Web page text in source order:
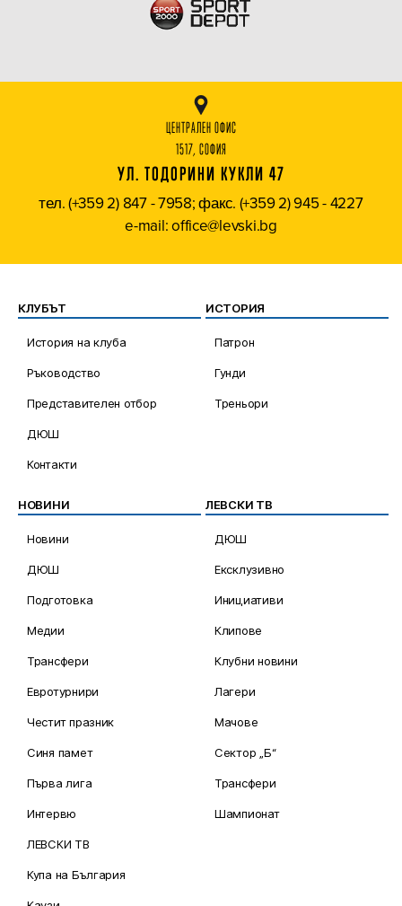
ЦЕНТРАЛЕН ОФИС
1517, СОФИЯ
УЛ. ТОДОРИНИ КУКЛИ 47
тел. (+359 2) 847 - 7958; факс. (+359 2) 945 - 4227
e-mail: office@levski.bg
КЛУБЪТ
История на клуба
Ръководство
Представителен отбор
ДЮШ
Контакти
ИСТОРИЯ
Патрон
Гунди
Треньори
НОВИНИ
Новини
ДЮШ
Подготовка
Медии
Трансфери
Евротурнири
Честит празник
Синя памет
Първа лига
Интервю
ЛЕВСКИ ТВ
Купа на България
ЛЕВСКИ ТВ
ДЮШ
Ексклузивно
Инициативи
Клипове
Клубни новини
Лагери
Мачове
Сектор „Б“
Трансфери
Шампионат